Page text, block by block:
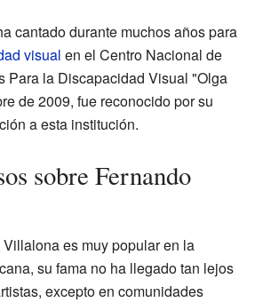
cantado durante muchos años para
visual en el Centro Nacional de
Para la Discapacidad Visual "Olga
de 2009, fue reconocido por su
a esta institución.
sobre Fernando
es muy popular en la
su fama no ha llegado tan lejos
excepto en comunidades